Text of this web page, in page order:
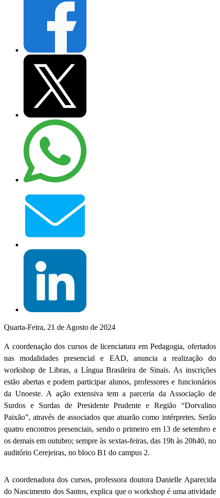
Quarta-Feira, 21 de Agosto de 2024
A coordenação dos cursos de licenciatura em Pedagogia, ofertados
nas modalidades presencial e EAD, anuncia a realização do
workshop de Libras, a Língua Brasileira de Sinais. As inscrições
estão abertas e podem participar alunos, professores e funcionários
da Unoeste. A ação extensiva tem a parceria da Associação de
Surdos e Surdas de Presidente Prudente e Região “Dorvalino
Paixão”, através de associados que atuarão como intérpretes. Serão
quatro encontros presenciais, sendo o primeiro em 13 de setembro e
os demais em outubro; sempre às sextas-feiras, das 19h às 20h40, no
auditório Cerejeiras, no bloco B1 do campus 2.
A coordenadora dos cursos, professora doutora Danielle Aparecida
do Nascimento dos Santos, explica que o workshop é uma atividade